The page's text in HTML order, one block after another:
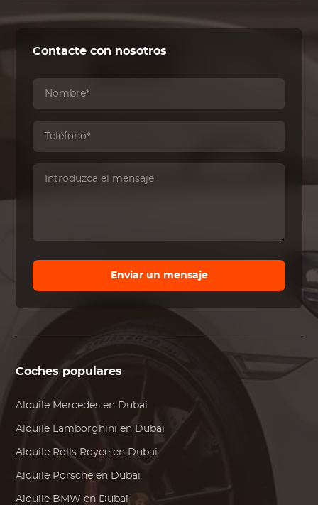
Contacte con nosotros
Enviar un mensaje
Coches populares
Alquile Mercedes en Dubai
Alquile Lamborghini en Dubai
Alquile Rolls Royce en Dubai
Alquile Porsche en Dubai
Alquile BMW en Dubai